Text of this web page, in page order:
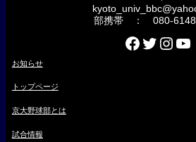
部携帯 ： 080-
Facebook Twitter Instagram YouTube
お知らせ
トップページ
京大野球部とは
試合情報